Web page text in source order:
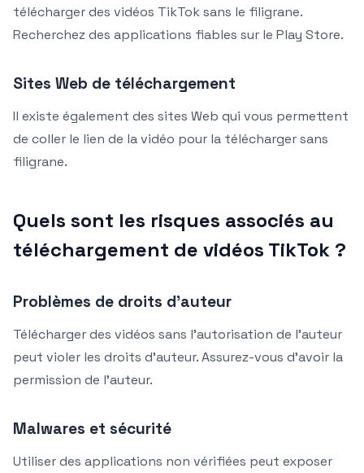
télécharger des vidéos TikTok sans le filigrane.
Recherchez des applications fiables sur le Play Store.
Sites Web de téléchargement
Il existe également des sites Web qui vous permettent
de coller le lien de la vidéo pour la télécharger sans
filigrane.
Quels sont les risques associés au
téléchargement de vidéos TikTok ?
Problèmes de droits d’auteur
Télécharger des vidéos sans l’autorisation de l’auteur
peut violer les droits d’auteur. Assurez-vous d’avoir la
permission de l’auteur.
Malwares et sécurité
Utiliser des applications non vérifiées peut exposer